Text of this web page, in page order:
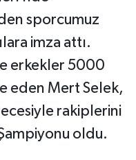
sporcumuz
imza attı.
erkekler 5000
eden Mert Selek,
rakiplerini
oldu.